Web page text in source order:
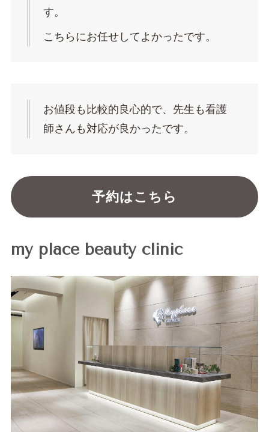
す。
こちらにお任せしてよかったです。
お値段も比較的良心的で、先生も看護
師さんも対応が良かったです。
予約はこちら
my place beauty clinic